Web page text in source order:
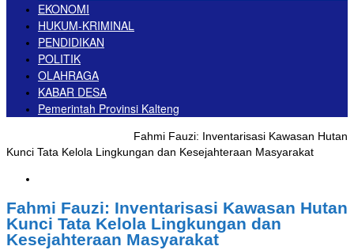
EKONOMI
HUKUM-KRIMINAL
PENDIDIKAN
POLITIK
OLAHRAGA
KABAR DESA
Pemerintah Provinsi Kalteng
Fahmi Fauzi: Inventarisasi Kawasan Hutan
Kunci Tata Kelola Lingkungan dan Kesejahteraan Masyarakat
Fahmi Fauzi: Inventarisasi Kawasan Hutan
Kunci Tata Kelola Lingkungan dan
Kesejahteraan Masyarakat